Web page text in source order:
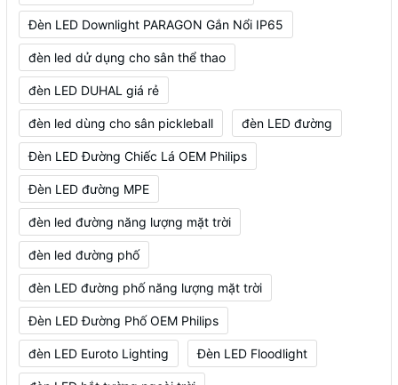
Đèn LED Downlight PARAGON Gắn Nổi IP65
đèn led dử dụng cho sân thể thao
đèn LED DUHAL giá rẻ
đèn led dùng cho sân pickleball đèn LED đường
Đèn LED Đường Chiếc Lá OEM Philips
Đèn LED đường MPE
đèn led đường năng lượng mặt trời
đèn led đường phố
đèn LED đường phố năng lượng mặt trời
Đèn LED Đường Phố OEM Philips
đèn LED Euroto Lighting Đèn LED Floodlight